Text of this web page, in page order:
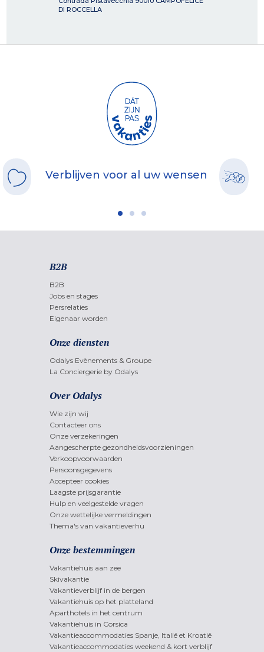
DI ROCCELLA
Verblijven voor al uw wensen
B2B
B2B
Jobs en stages
Persrelaties
Eigenaar worden
Onze diensten
Odalys Evènements & Groupe
La Conciergerie by Odalys
Over Odalys
Wie zijn wij
Contacteer ons
Onze verzekeringen
Aangescherpte gezondheidsvoorzieningen
Verkoopvoorwaarden
Persoonsgegevens
Accepteer cookies
Laagste prijsgarantie
Hulp en veelgestelde vragen
Onze wettelijke vermeldingen
Thema's van vakantieverhu
Onze bestemmingen
Vakantiehuis aan zee
Skivakantie
Vakantieverblijf in de bergen
Vakantiehuis op het platteland
Aparthotels in het centrum
Vakantiehuis in Corsica
Vakantieaccommodaties Spanje, Italië et Kroatië
Vakantieaccommodaties weekend & kort verblijf